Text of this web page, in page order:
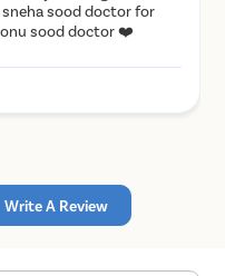
sood doctor for
sood doctor ❤️
Write A Review